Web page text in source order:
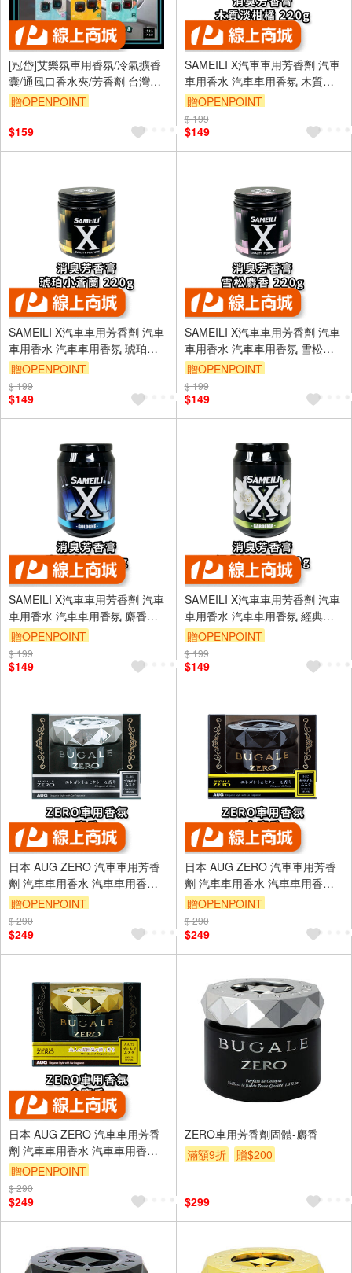
[冠岱]艾樂氛車用香氛/冷氣擴香
囊/通風口香水夾/芳香劑 台灣製
造
贈OPENPOINT
$159
SAMEILI X汽車車用芳香劑 汽車
車用香水 汽車車用香氛 木質淡
柑橘 S-01
贈OPENPOINT
$ 199
$149
SAMEILI X汽車車用芳香劑 汽車
車用香水 汽車車用香氛 琥珀小
蒼蘭 S-02
贈OPENPOINT
$ 199
$149
SAMEILI X汽車車用芳香劑 汽車
車用香水 汽車車用香氛 雪松麝
香 S-03
贈OPENPOINT
$ 199
$149
SAMEILI X汽車車用芳香劑 汽車
車用香水 汽車車用香氛 麝香琥
珀 X-12
贈OPENPOINT
$ 199
$149
SAMEILI X汽車車用芳香劑 汽車
車用香水 汽車車用香氛 經典梔
子花 X-13
贈OPENPOINT
$ 199
$149
日本 AUG ZERO 汽車車用芳香
劑 汽車車用香水 汽車車用香氛/
固體 麝香 L-46
贈OPENPOINT
$ 290
$249
日本 AUG ZERO 汽車車用芳香
劑 汽車車用香水 汽車車用香氛/
固體 白麝香 I-82
贈OPENPOINT
$ 290
$249
日本 AUG ZERO 汽車車用芳香
劑 汽車車用香水 汽車車用香氛/
固體 金麝香 AA-72
贈OPENPOINT
$ 290
$249
ZERO車用芳香劑固體-麝香
滿額9折
贈$200
$299